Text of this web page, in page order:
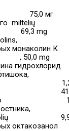
75,0 мг
miltelių
69,3 mg
монаколин К
, 50,0 mg
гидрохлорид
октакозанол